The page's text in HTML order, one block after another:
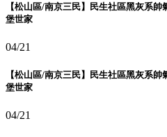
【松山區/南京三民】民生社區黑灰系
堡世家
04/21
【松山區/南京三民】民生社區黑灰系
堡世家
04/21